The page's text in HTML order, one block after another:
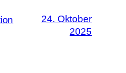
24. Oktober
2025